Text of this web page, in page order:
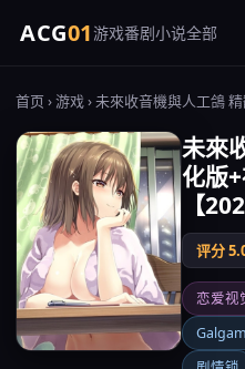
ACG01游戏番剧小说全部
首页 ›游戏› 未來收音機與人工鴿
未來
化版
【
评分
恋爱视